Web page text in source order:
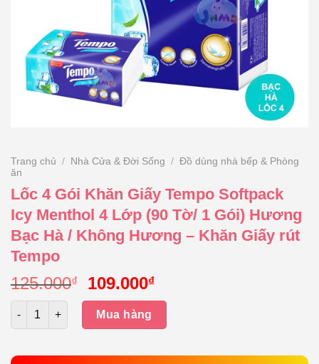
Trang chủ / Nhà Cửa & Đời Sống / Đồ dùng nhà bếp & Phòng
ăn
Lốc 4 Gói Khăn Giấy Tempo Softpack
Icy Menthol 4 Lớp (90 Tờ/ 1 Gói) Hương
Bạc Hà / Không Hương – Khăn Giấy rút
Tempo
125.000₫
Giá
gốc
là:
125.000₫.
109.000₫Giá
hiện
là:
109.000₫.
Số lượng
Mua hàng